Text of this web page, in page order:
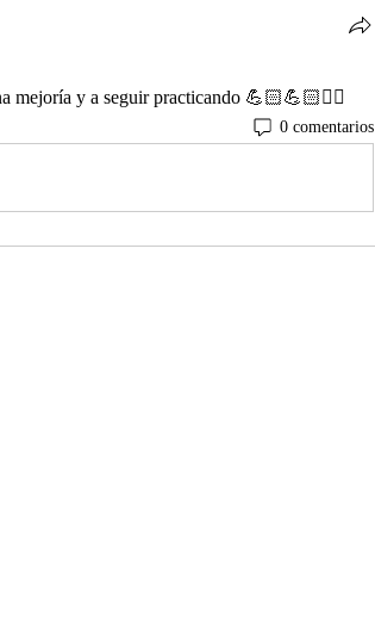
mejoría y a seguir practicando 💪🏻💪🏻✌🏻
0 comentarios